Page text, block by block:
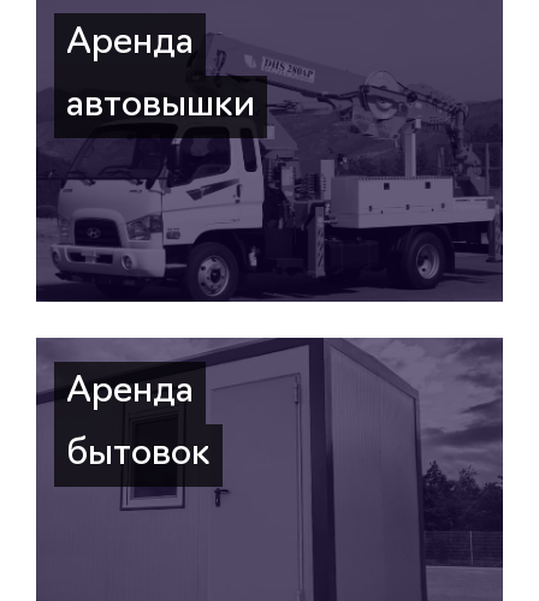
Аренда
автовышки
Аренда
бытовок